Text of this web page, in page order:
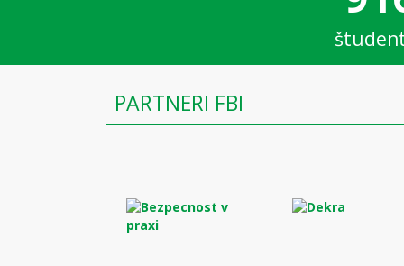
PARTNERI FBI